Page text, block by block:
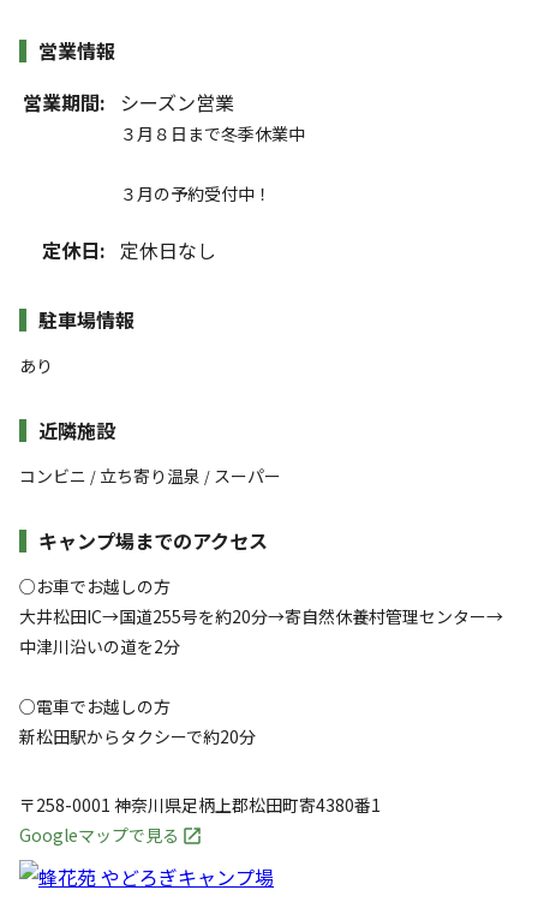
営業情報
営業期間:
シーズン営業
３月８日まで冬季休業中
３月の予約受付中！
定休日: 定休日なし
駐車場情報
あり
近隣施設
コンビニ / 立ち寄り温泉 / スーパー
キャンプ場までのアクセス
○お車でお越しの方
大井松田IC→国道255号を約20分→寄自然休養村管理センター→
中津川沿いの道を2分
○電車でお越しの方
新松田駅からタクシーで約20分
〒258-0001 神奈川県足柄上郡松田町寄4380番1
Googleマップで見る